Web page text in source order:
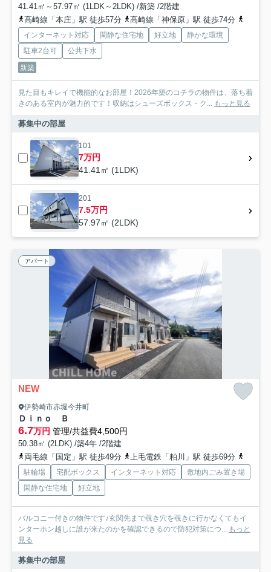
41.41㎡～57.97㎡ (1LDK～2LDK) /新築 /2階建
高崎線「本庄」駅 徒歩57分
高崎線「神保原」駅 徒歩74分
インターネット対応 閑静な住宅地 好立地
静かな環境
駐車2台可
公共下水
新築
見た目もキレイで機能的なお部屋！2026年築のコチラの物件は、落ち着
きのある室内が魅力的です！収納はシューズボックス・ク...
もっと見る
募集中の部屋
101
7万円
41.41㎡ (1LDK)
201
7.5万円
57.97㎡ (2LDK)
アパート
NEW
伊勢崎市赤堀今井町
Ｄｉｎｏ Ｂ
6.7万円 管理/共益費4,500円
50.38㎡ (2LDK) /築4年 /2階建
両毛線「国定」駅 徒歩49分
上毛電鉄「粕川」駅 徒歩69分
駐輪場 宅配ボックス インターネット対応
敷地内ごみ置き場
閑静な住宅地
好立地
バルコニー付きの物件です♪玄関先まで覗き穴を覗きに行かなくてもイ
ンターホン越しに誰が来たのかを確認できるので防犯対策につ...
もっと
見る
募集中の部屋